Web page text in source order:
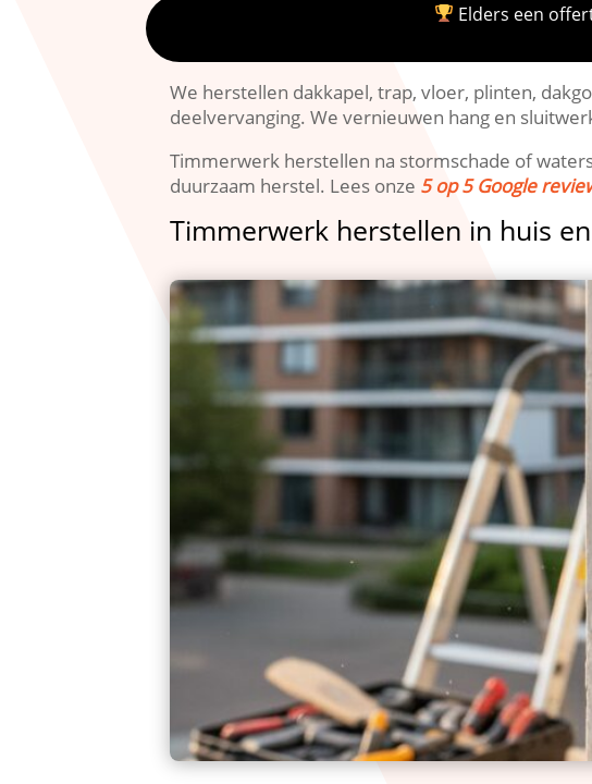
Elders een
We herstellen dakkapel, trap, vloer, plinten,
deelvervanging.​ We vernieuwen hang en
Timmerwerk herstellen na stormschade of
duurzaam herstel.​ Lees onze 5 op 5 Google
Timmerwerk herstellen in huis